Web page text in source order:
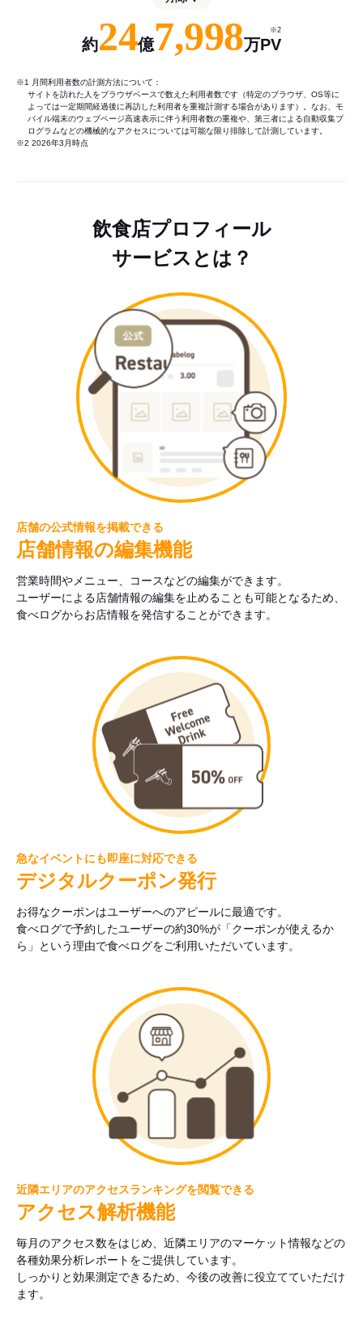
約24億7,998万PV
※2
※1 月間利用者数の計測方法について：
サイトを訪れた人をブラウザベースで数えた利用者数です（特定のブラウザ、OS等に
よっては一定期間経過後に再訪した利用者を重複計測する場合があります）。なお、モ
バイル端末のウェブページ高速表示に伴う利用者数の重複や、第三者による自動収集プ
ログラムなどの機械的なアクセスについては可能な限り排除して計測しています。
※2 2026年3月時点
飲食店プロフィール
サービスとは？
店舗の公式情報を掲載できる
店舗情報の編集機能
営業時間やメニュー、コースなどの編集ができます。
ユーザーによる店舗情報の編集を止めることも可能となるため、
食べログからお店情報を発信することができます。
急なイベントにも即座に対応できる
デジタルクーポン発行
お得なクーポンはユーザーへのアピールに最適です。
食べログで予約したユーザーの約30%が「クーポンが使えるか
ら」という理由で食べログをご利用いただいています。
近隣エリアのアクセスランキングを閲覧できる
アクセス解析機能
毎月のアクセス数をはじめ、近隣エリアのマーケット情報などの
各種効果分析レポートをご提供しています。
しっかりと効果測定できるため、今後の改善に役立てていただけ
ます。